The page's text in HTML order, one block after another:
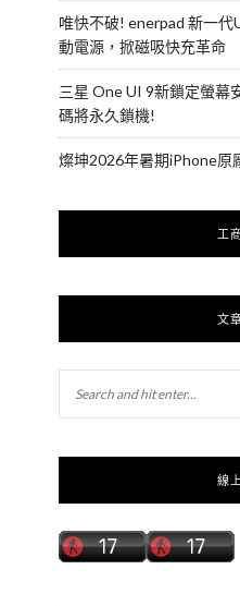
唯快不破! enerpad 新一
動電源，掀磁吸快充革命
三星 One UI 9新鎖定螢幕
碼將永久鎖機!
燦坤2026年暑期iPhone原
工
文
線